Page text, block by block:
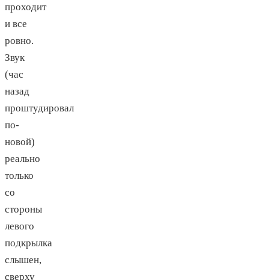
проходит
и все
ровно.
Звук
(час
назад
проштудировал
по-
новой)
реально
только
со
стороны
левого
подкрылка
слышен,
сверху